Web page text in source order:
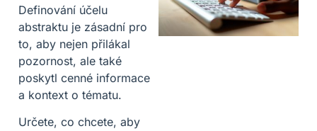
Definování účelu
abstraktu je zásadní pro
to, aby nejen přilákal
pozornost, ale také
poskytl cenné informace
a kontext o tématu.
Určete, co chcete, aby